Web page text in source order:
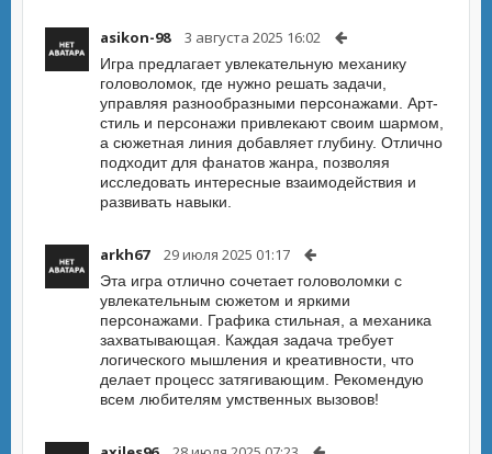
asikon-98 3 августа 2025 16:02
Игра предлагает увлекательную механику
головоломок, где нужно решать задачи,
управляя разнообразными персонажами. Арт-
стиль и персонажи привлекают своим шармом,
а сюжетная линия добавляет глубину. Отлично
подходит для фанатов жанра, позволяя
исследовать интересные взаимодействия и
развивать навыки.
arkh67 29 июля 2025 01:17
Эта игра отлично сочетает головоломки с
увлекательным сюжетом и яркими
персонажами. Графика стильная, а механика
захватывающая. Каждая задача требует
логического мышления и креативности, что
делает процесс затягивающим. Рекомендую
всем любителям умственных вызовов!